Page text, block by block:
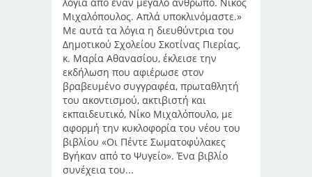
Μιχαλόπουλος. Απλά υποκλινόμαστε.»
Με αυτά τα λόγια η διευθύντρια του
Δημοτικού Σχολείου Σκοτίνας Πιερίας,
κ. Μαρία Αθανασίου, έκλεισε την
εκδήλωση που αφιέρωσε στον
βραβευμένο συγγραφέα, πρωταθλητή
του ακοντισμού, ακτιβιστή και
εκπαιδευτικό, Νίκο Μιχαλόπουλο, με
αφορμή την κυκλοφορία του νέου του
βιβλίου «Οι Πέντε Σωματοφύλακες
Βγήκαν από το Ψυγείο». Ένα βιβλίο
συνέχεια του...